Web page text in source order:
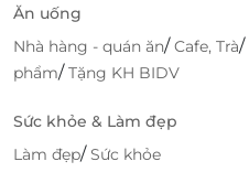
Ăn uống
Nhà hàng - quán ăn/Cafe, Trà/
phẩm/Tặng KH BIDV
Sức khỏe & Làm đẹp
Làm đẹp/Sức khỏe